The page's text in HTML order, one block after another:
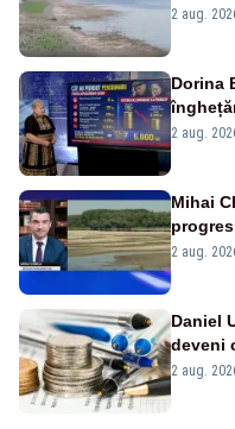
va
2 aug.
Dorina
2 aug.
Mihai
2 aug.
Daniel
deveni
2 aug.